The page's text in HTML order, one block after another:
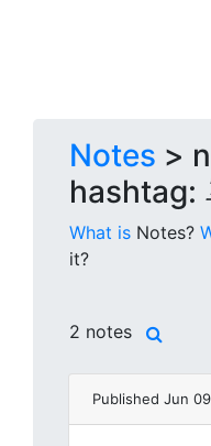
Notes >
hashtag:
What is Notes?
it?
2 notes
Published Jun